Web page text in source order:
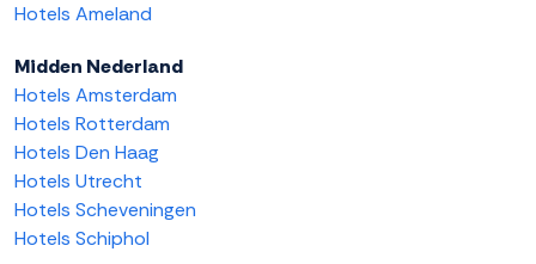
Hotels Ameland
Midden Nederland
Hotels Amsterdam
Hotels Rotterdam
Hotels Den Haag
Hotels Utrecht
Hotels Scheveningen
Hotels Schiphol